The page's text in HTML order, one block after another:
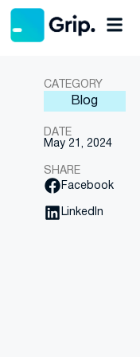
CATEGORY
Blog
DATE
May 21, 2024
SHARE
Facebook
LinkedIn